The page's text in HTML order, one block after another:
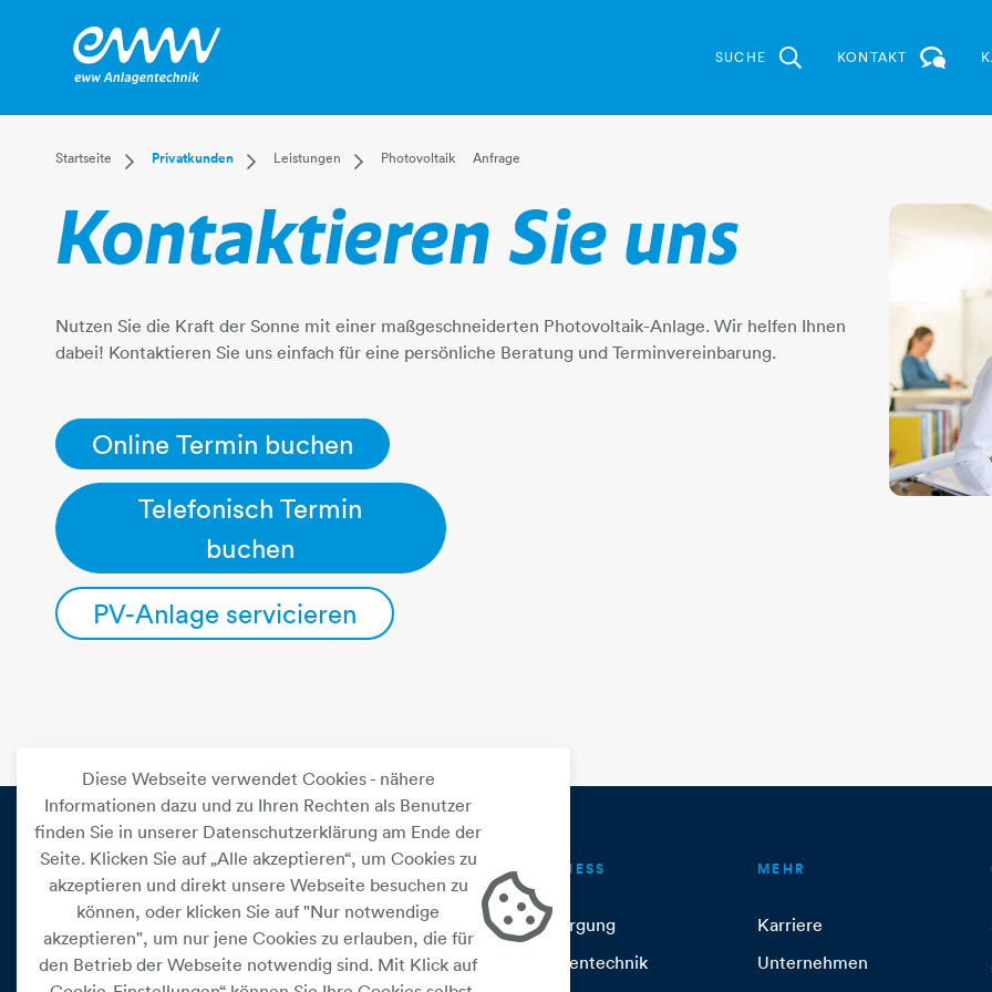
SUCHE KONTAKT
Startseite
Dropdown Startseite
Businesskunden
Mehr
Privatkunden
Dropdown Privatkunden
Leistungen
Kundenservice
Leistungen
Dropdown Leistungen
Elektriker
Photovoltaik Anfrage
Kontaktieren Sie uns
Nutzen Sie die Kraft der Sonne mit einer maßgeschneiderten Photovoltaik-Anlage. Wir helfen Ihnen
dabei! Kontaktieren Sie uns einfach für eine persönliche Beratung und Terminvereinbarung.​​​​​​
Online Termin buchen
Telefonisch Termin
buchen
PV-Anlage servicieren
PRIVAT
Versorgung
Leistungen
BUSINESS
Versorgung
Anlagentechnik
MEHR
Karriere
Unternehmen
Diese Webseite verwendet Cookies - nähere
Informationen dazu und zu Ihren Rechten als Benutzer
finden Sie in unserer Datenschutzerklärung am Ende der
Seite. Klicken Sie auf „Alle akzeptieren“, um Cookies zu
akzeptieren und direkt unsere Webseite besuchen zu
können, oder klicken Sie auf "Nur notwendige
akzeptieren", um nur jene Cookies zu erlauben, die für
den Betrieb der Webseite notwendig sind. Mit Klick auf